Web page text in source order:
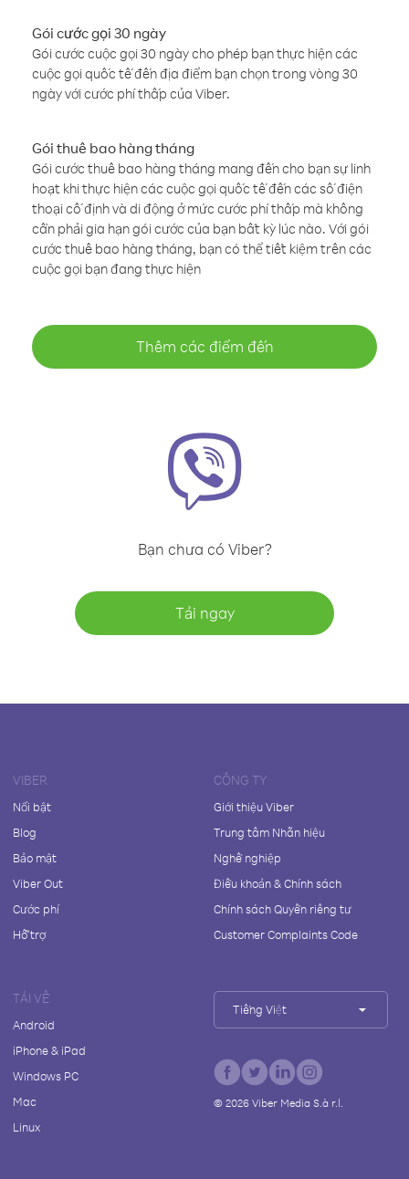
Gói cước gọi 30 ngày
Gói cước cuộc gọi 30 ngày cho phép bạn thực hiện các
cuộc gọi quốc tế đến địa điểm bạn chọn trong vòng 30
ngày với cước phí thấp của Viber.
Gói thuê bao hàng tháng
Gói cước thuê bao hàng tháng mang đến cho bạn sự linh
hoạt khi thực hiện các cuộc gọi quốc tế đến các số điện
thoại cố định và di động ở mức cước phí thấp mà không
cần phải gia hạn gói cước của bạn bất kỳ lúc nào. Với gói
cước thuê bao hàng tháng, bạn có thể tiết kiệm trên các
cuộc gọi bạn đang thực hiện
Thêm các điểm đến
Bạn chưa có Viber?
Tải ngay
VIBER
Nổi bật
Blog
Bảo mật
Viber Out
Cước phí
Hỗ trợ
CÔNG TY
Giới thiệu Viber
Trung tâm Nhãn hiệu
Nghề nghiệp
Điều khoản & Chính sách
Chính sách Quyền riêng tư
Customer Complaints Code
TẢI VỀ
Android
iPhone & iPad
Windows PC
Mac
Linux
Tiếng Việt
© 2026Viber Media S.à r.l.